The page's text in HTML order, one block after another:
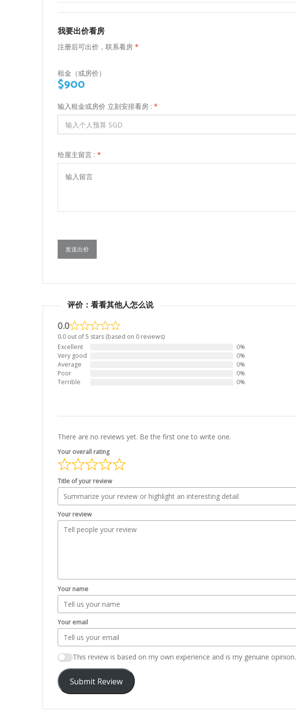
我要出价看房
注册后可出价，联系看房 *
租金（或房价）
$900
输入租金或房价 立刻安排看房 : *
给屋主留言 : *
发送出价
评价：看看其他人怎么说
0.0
0.0 out of 5 stars (based on 0 reviews)
Excellent
0%
Very good
0%
Average
0%
Poor
0%
Terrible
0%
There are no reviews yet. Be the first one to write one.
Your overall rating
Title of your review
Your review
Your name
Your email
This review is based on my own experience and is my genuine opinion.
Submit Review